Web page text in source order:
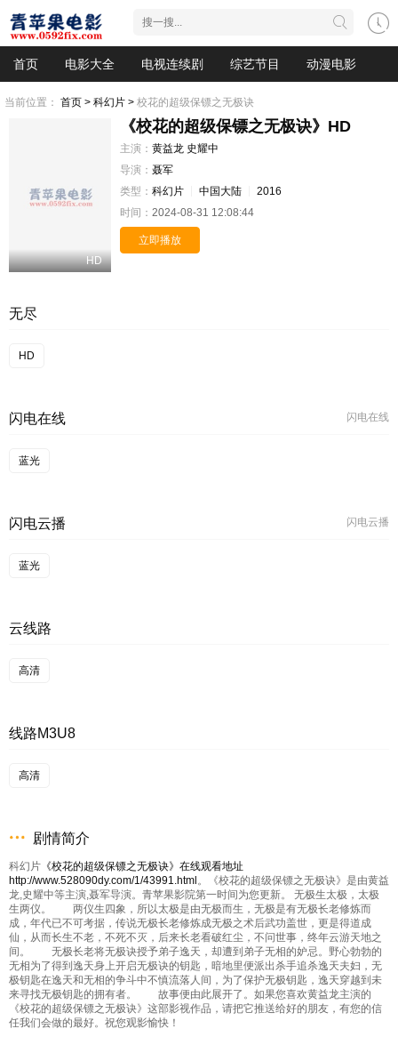
首页 电影大全 电视连续剧 综艺节目 动漫电影
当前位置： 首页 > 科幻片 > 校花的超级保镖之无极诀
HD
《校花的超级保镖之无极诀》HD
主演： 黄益龙 史耀中
导演： 聂军
类型： 科幻片 中国大陆
2016
时间： 2024-08-31 12:08:44
立即播放
无尽
HD
闪电在线
闪电在线
蓝光
闪电云播
闪电云播
蓝光
云线路
高清
线路M3U8
高清
剧情简介
科幻片 《校花的超级保镖之无极诀》在线观看地址
http://www.528090dy.com/1/43991.html 。《校花的超级保镖之无极诀》是由黄益
龙,史耀中等主演,聂军导演。青苹果影院第一时间为您更新。 无极生太极，太极
生两仪。 两仪生四象，所以太极是由无极而生，无极是有无极长老修炼而
成，年代已不可考据，传说无极长老修炼成无极之术后武功盖世，更是得道成
仙，从而长生不老，不死不灭，后来长老看破红尘，不问世事，终年云游天地之
间。 无极长老将无极诀授予弟子逸天，却遭到弟子无相的妒忌。野心勃勃的
无相为了得到逸天身上开启无极诀的钥匙，暗地里便派出杀手追杀逸天夫妇，无
极钥匙在逸天和无相的争斗中不慎流落人间，为了保护无极钥匙，逸天穿越到未
来寻找无极钥匙的拥有者。 故事便由此展开了。如果您喜欢黄益龙主演的
《校花的超级保镖之无极诀》这部影视作品，请把它推送给好的朋友，有您的信
任我们会做的最好。祝您观影愉快！